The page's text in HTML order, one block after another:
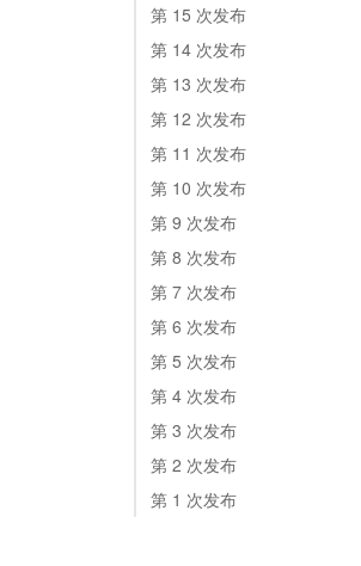
第 15 次发布
第 14 次发布
第 13 次发布
第 12 次发布
第 11 次发布
第 10 次发布
第 9 次发布
第 8 次发布
第 7 次发布
第 6 次发布
第 5 次发布
第 4 次发布
第 3 次发布
第 2 次发布
第 1 次发布